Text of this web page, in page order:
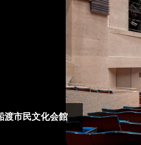
渡市民文化会館